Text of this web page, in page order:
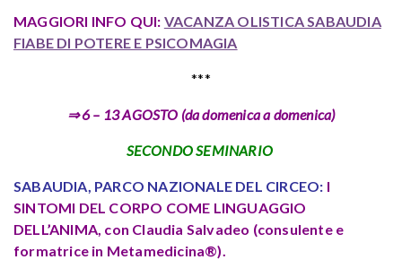
MAGGIORI INFO QUI: VACANZA OLISTICA SABAUDIA
FIABE DI POTERE E PSICOMAGIA
***
⇒ 6 – 13 AGOSTO (da domenica a domenica)
SECONDO SEMINARIO
SABAUDIA, PARCO NAZIONALE DEL CIRCEO: I
SINTOMI DEL CORPO COME LINGUAGGIO
DELL’ANIMA, con Claudia Salvadeo (consulente e
formatrice in Metamedicina®).